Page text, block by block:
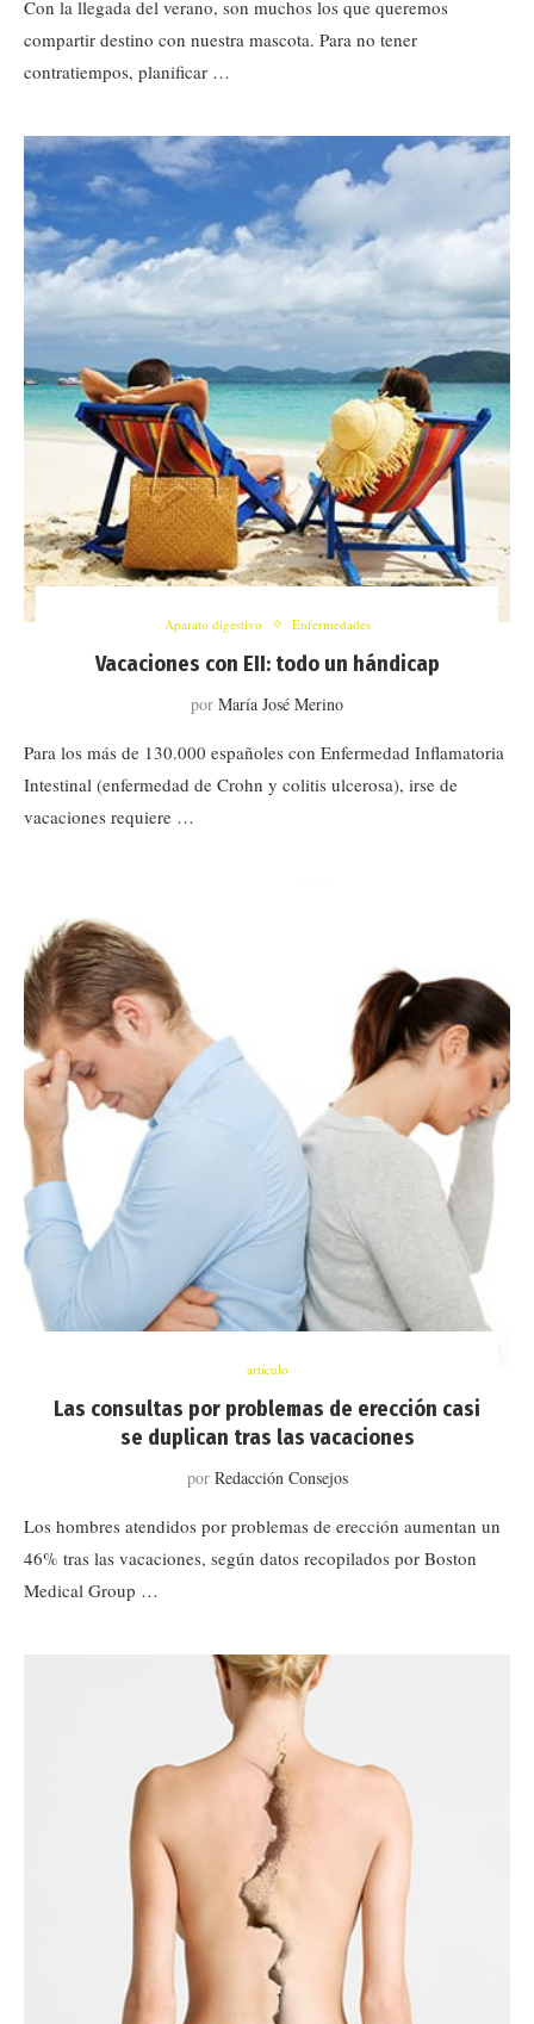
Con la llegada del verano, son muchos los que queremos
compartir destino con nuestra mascota. Para no tener
contratiempos, planificar …
Aparato digestivo Enfermedades
Vacaciones con EII: todo un hándicap
por María José Merino
Para los más de 130.000 españoles con Enfermedad Inflamatoria
Intestinal (enfermedad de Crohn y colitis ulcerosa), irse de
vacaciones requiere …
artículo
Las consultas por problemas de erección casi
se duplican tras las vacaciones
por Redacción Consejos
Los hombres atendidos por problemas de erección aumentan un
46% tras las vacaciones, según datos recopilados por Boston
Medical Group …